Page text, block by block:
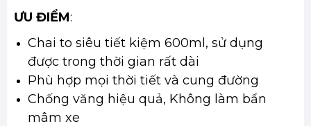
ƯU ĐIỂM:
Chai to siêu tiết kiệm 600ml, sử dụng
được trong thời gian rất dài
Phù hợp mọi thời tiết và cung đường
Chống văng hiệu quả, Không làm bẩn
mâm xe